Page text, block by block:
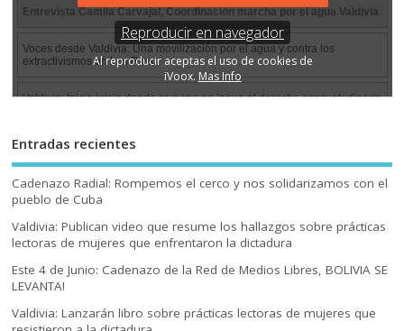
Entradas recientes
Cadenazo Radial: Rompemos el cerco y nos solidarizamos con el
pueblo de Cuba
Valdivia: Publican video que resume los hallazgos sobre prácticas
lectoras de mujeres que enfrentaron la dictadura
Este 4 de Junio: Cadenazo de la Red de Medios Libres, BOLIVIA SE
LEVANTA!
Valdivia: Lanzarán libro sobre prácticas lectoras de mujeres que